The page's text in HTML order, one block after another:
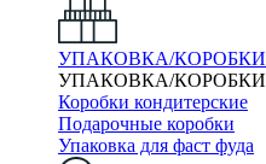
УПАКОВКА/КОРОБКИ
УПАКОВКА/КОРОБКИ
Коробки кондитерские
Подарочные коробки
Упаковка для фаст фуда